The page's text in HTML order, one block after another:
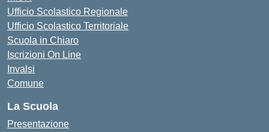
Ufficio Scolastico Regionale
Ufficio Scolastico Territoriale
Scuola in Chiaro
Iscrizioni On Line
Invalsi
Comune
La Scuola
Presentazione